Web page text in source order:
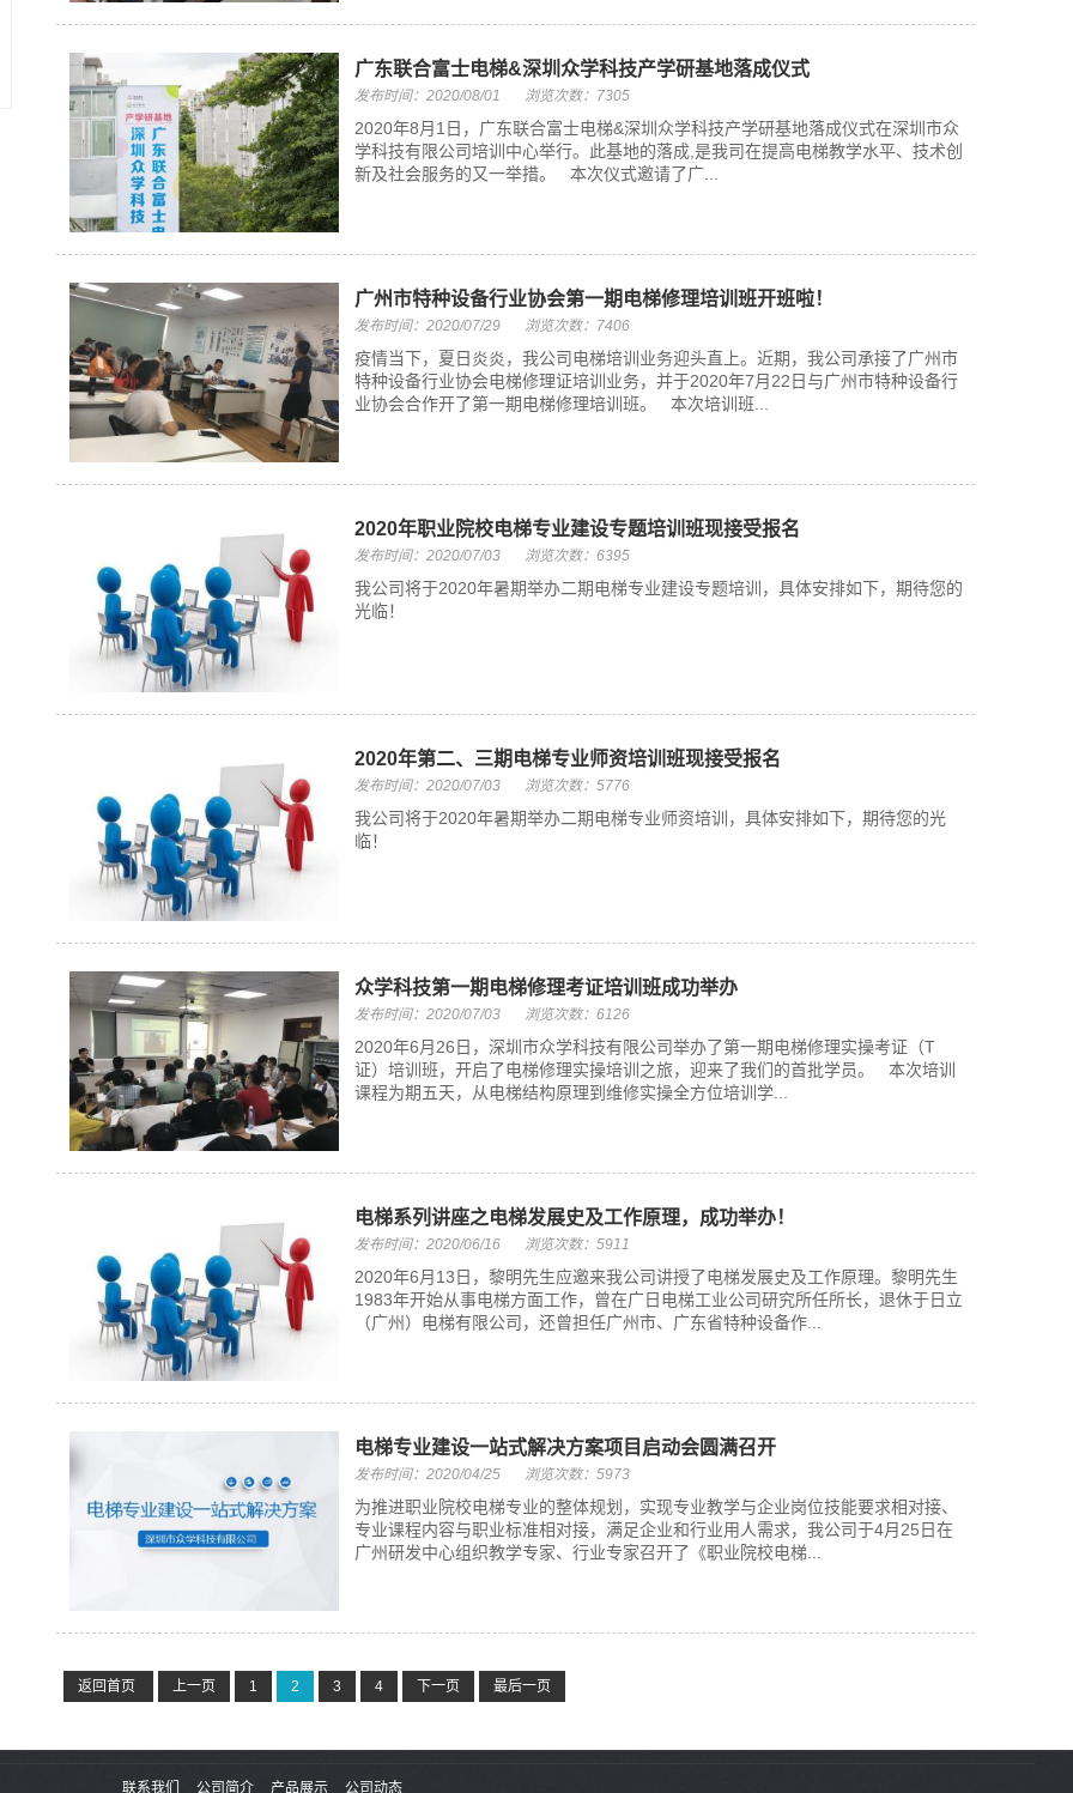
广东联合富士电梯&深圳众学科技产学研基地落成仪式
发布时间：2020/08/01 浏览次数：7305
2020年8月1日，广东联合富士电梯&深圳众学科技产学研基地落成仪式在深圳市众
学科技有限公司培训中心举行。此基地的落成,是我司在提高电梯教学水平、技术创
新及社会服务的又一举措。 本次仪式邀请了广...
广州市特种设备行业协会第一期电梯修理培训班开班啦！
发布时间：2020/07/29 浏览次数：7406
疫情当下，夏日炎炎，我公司电梯培训业务迎头直上。近期，我公司承接了广州市
特种设备行业协会电梯修理证培训业务，并于2020年7月22日与广州市特种设备行
业协会合作开了第一期电梯修理培训班。 本次培训班...
2020年职业院校电梯专业建设专题培训班现接受报名
发布时间：2020/07/03 浏览次数：6395
我公司将于2020年暑期举办二期电梯专业建设专题培训​，具体安排如下，期待您的
光临！
2020年第二、三期电梯专业师资培训班现接受报名
发布时间：2020/07/03 浏览次数：5776
我公司将于2020年暑期举办二期电梯专业师资培训，具体安排如下，期待您的光
临！
众学科技第一期电梯修理考证培训班成功举办
发布时间：2020/07/03 浏览次数：6126
2020年6月26日，深圳市众学科技有限公司举办了第一期电梯修理实操考证（T
证）培训班，开启了电梯修理实操培训之旅，迎来了我们的首批学员。 本次培训
课程为期五天，从电梯结构原理到维修实操全方位培训学...
电梯系列讲座之电梯发展史及工作原理，成功举办！
发布时间：2020/06/16 浏览次数：5911
2020年6月13日，黎明先生应邀来我公司讲授了电梯发展史及工作原理。黎明先生
1983年开始从事电梯方面工作，曾在广日电梯工业公司研究所任所长，退休于日立
（广州）电梯有限公司，还曾担任广州市、广东省特种设备作...
电梯专业建设一站式解决方案项目启动会圆满召开
发布时间：2020/04/25 浏览次数：5973
为推进职业院校电梯专业的整体规划，实现专业教学与企业岗位技能要求相对接、
专业课程内容与职业标准相对接，满足企业和行业用人需求，我公司于4月25日在
广州研发中心组织教学专家、行业专家召开了《职业院校电梯...
返回首页 上一页 1 2 3 4 下一页 最后一页
联系我们 公司简介 产品展示 公司动态